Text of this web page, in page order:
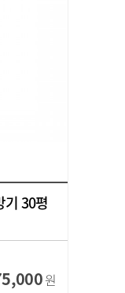
기 30평
원